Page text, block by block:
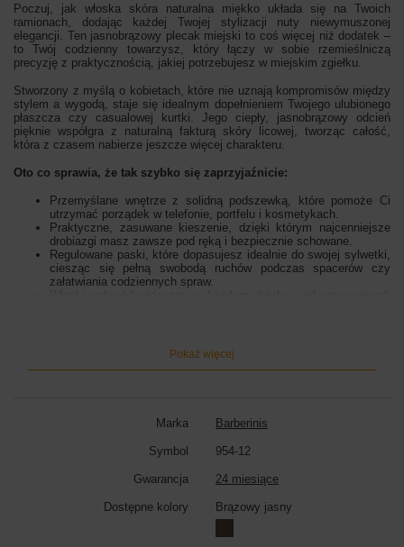
Poczuj, jak włoska skóra naturalna miękko układa się na Twoich
ramionach, dodając każdej Twojej stylizacji nuty niewymuszonej
elegancji. Ten jasnobrązowy plecak miejski to coś więcej niż dodatek –
to Twój codzienny towarzysz, który łączy w sobie rzemieślniczą
precyzję z praktycznością, jakiej potrzebujesz w miejskim zgiełku.
Stworzony z myślą o kobietach, które nie uznają kompromisów między
stylem a wygodą, staje się idealnym dopełnieniem Twojego ulubionego
płaszcza czy casualowej kurtki. Jego ciepły, jasnobrązowy odcień
pięknie współgra z naturalną fakturą skóry licowej, tworząc całość,
która z czasem nabierze jeszcze więcej charakteru.
Oto co sprawia, że tak szybko się zaprzyjaźnicie:
Przemyślane wnętrze z solidną podszewką, które pomoże Ci
utrzymać porządek w telefonie, portfelu i kosmetykach.
Praktyczne, zasuwane kieszenie, dzięki którym najcenniejsze
drobiazgi masz zawsze pod ręką i bezpiecznie schowane.
Regulowane paski, które dopasujesz idealnie do swojej sylwetki,
ciesząc się pełną swobodą ruchów podczas spacerów czy
załatwiania codziennych spraw.
ten plecak nie tylko przechowa Twoje rzeczy, ale stanie się elementem
Twojego wizerunku, który podkreśli Twój indywidualny gust. Wyobraź
luksusu, który jest po prostu stworzony do życia w Twoim tempie.
Damskie plecaki miejskie
w kolorze brązowym jasnym zostały
wykonane z wysokiej jakości skóry naturalnej licowej. Lubisz swobodny
i jednocześnie elegancki styl? W naszej ofercie znajdziesz kolekcję
casualowych plecaków idealnych na każdy dzień, z delikatnymi
ozdobami i regulowanymi uchwytami. Ze względu na swoją kompaktową
budowę, poręczny kształt, a do tego łatwość noszenia, stanowią idealną
bardzo pojemne, a dzięki temu mieszczą wszystko co najważniejsze:
Pokaż więcej
Marka Barberinis
Symbol 954-12
Gwarancja 24 miesiące
Dostępne kolory Brązowy jasny